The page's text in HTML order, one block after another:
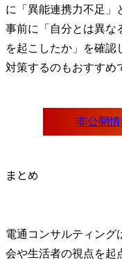
に「異能連携力不足」
事前に「自分とは異な
を起こしたか」を確認
対策するのもおすすめ
まとめ
電通コンサルティング
会や生活者の視点を起